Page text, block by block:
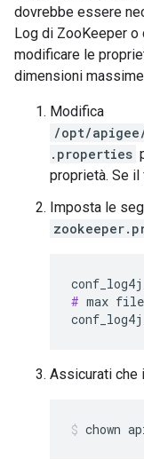
dovrebbe essere
Log di ZooKeeper o
modificare le
dimensioni
Modifica
/opt/
.properties
proprietà. Se
Imposta le
# max
Assicurati che
chown